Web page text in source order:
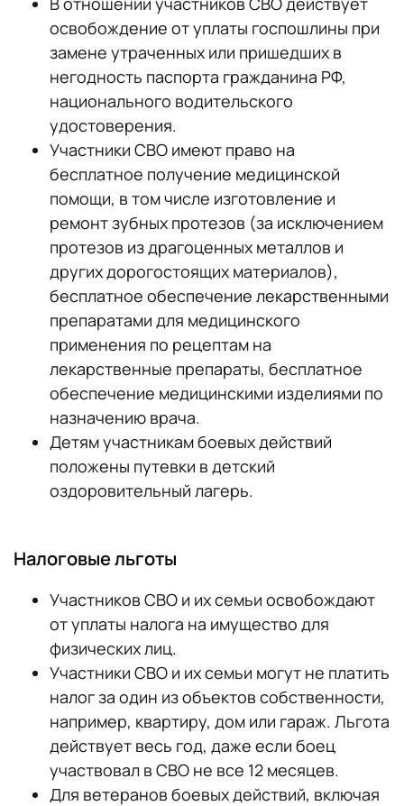
освобождение от уплаты госпошлины при
замене утраченных или пришедших в
негодность паспорта гражданина РФ,
национального водительского
удостоверения.
Участники СВО имеют право на
бесплатное получение медицинской
помощи, в том числе изготовление и
ремонт зубных протезов (за исключением
протезов из драгоценных металлов и
других дорогостоящих материалов),
бесплатное обеспечение лекарственными
препаратами для медицинского
применения по рецептам на
лекарственные препараты, бесплатное
обеспечение медицинскими изделиями по
назначению врача.
Детям участникам боевых действий
положены путевки в детский
оздоровительный лагерь.
Налоговые льготы
Участников СВО и их семьи освобождают
от уплаты налога на имущество для
физических лиц.
Участники СВО и их семьи могут не платить
налог за один из объектов собственности,
например, квартиру, дом или гараж. Льгота
действует весь год, даже если боец
участвовал в СВО не все 12 месяцев.
Для ветеранов боевых действий, включая